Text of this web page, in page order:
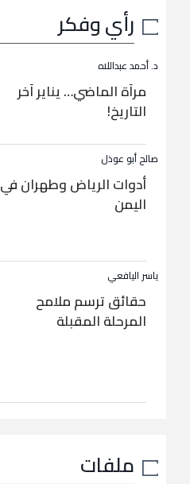
رأي وفكر
د. أحمد عبداللاه
مرآة الماضي… يناير آخر
التاريخ!
صالح أبو عوذل
أدوات الرياض وطهران في
اليمن
ياسر اليافعي
حقائق ترسم ملامح
المرحلة المقبلة
ملفات